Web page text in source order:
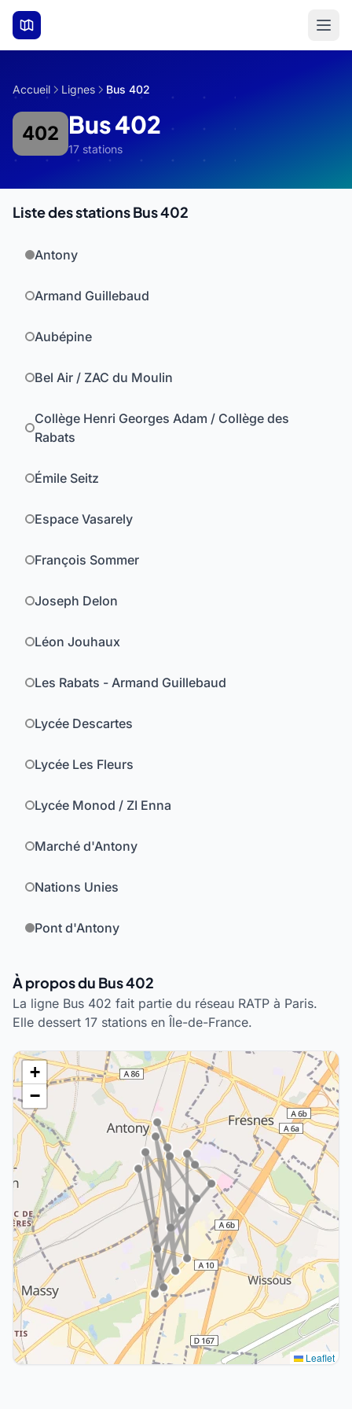
Aller au contenu principal
Accueil Lignes Bus 402
402 Bus 402
17 stations
Liste des stations Bus 402
Antony
Armand Guillebaud
Aubépine
Bel Air / ZAC du Moulin
Collège Henri Georges Adam / Collège des
Rabats
Émile Seitz
Espace Vasarely
François Sommer
Joseph Delon
Léon Jouhaux
Les Rabats - Armand Guillebaud
Lycée Descartes
Lycée Les Fleurs
Lycée Monod / ZI Enna
Marché d'Antony
Nations Unies
Pont d'Antony
À propos du Bus 402
La ligne Bus 402 fait partie du réseau RATP à Paris.
Elle dessert 17 stations en Île-de-France.
+
−
Leaflet